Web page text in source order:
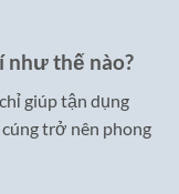
thế nào?
giúp tận dụng
trở nên phong